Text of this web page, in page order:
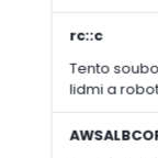
rc::c
Tento
lidmi a
Cena koberců je
koberců je možná
V případě dotazů